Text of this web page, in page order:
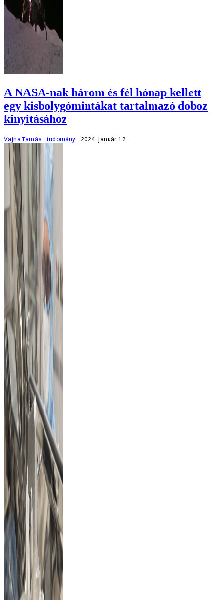
A NASA-nak három és fél hónap kellett
egy kisbolygómintákat tartalmazó doboz
kinyitásához
Vajna Tamás tudomány 2024. január 12.